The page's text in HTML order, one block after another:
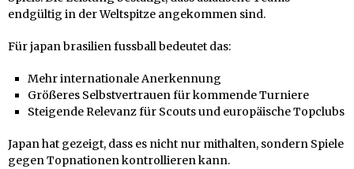
endgültig in der Weltspitze angekommen sind.
Für japan brasilien fussball bedeutet das:
Mehr internationale Anerkennung
Größeres Selbstvertrauen für kommende Turniere
Steigende Relevanz für Scouts und europäische Topclubs
Japan hat gezeigt, dass es nicht nur mithalten, sondern Spiele
gegen Topnationen kontrollieren kann.